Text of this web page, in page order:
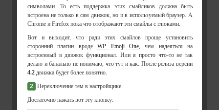
символами. То есть поддержка этих смайликов должна быть
встроена не только в сам движок, но и в используемый браузер. А
Chrome и Firefox пока что отображают эти смайлы с глюками.
Вот и выходит, что ради этих смайлов проще установить
сторонний плагин вродеWP Emoji One, чем надеяться на
встроенный в движок функционал. Или я просто что-то не так
делаю и банально не понимаю, что тут и как. После релиза версии
4.2 движка будет более понятно.
2 Переключение тем в настройщике.
Достаточно нажать вот эту кнопку: